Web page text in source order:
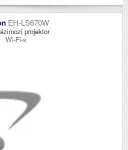
EH-LS670W
projektor
Wi-Fi-s